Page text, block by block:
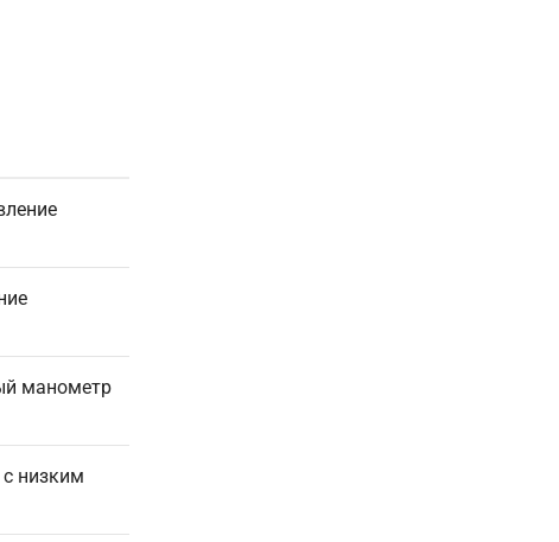
манометр
низким